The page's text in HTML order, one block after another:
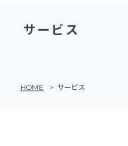
サービス
HOME > サービス